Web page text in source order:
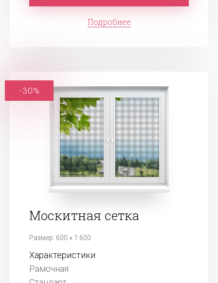
Подробнее
Москитная сетка
Размер: 600 × 1 600
Характеристики:
Рамочная
-30%